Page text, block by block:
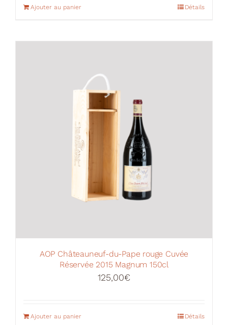
Ajouter au panier Détails
AOP Châteauneuf-du-Pape rouge Cuvée
Réservée 2015 Magnum 150cl
125,00€
Ajouter au panier Détails